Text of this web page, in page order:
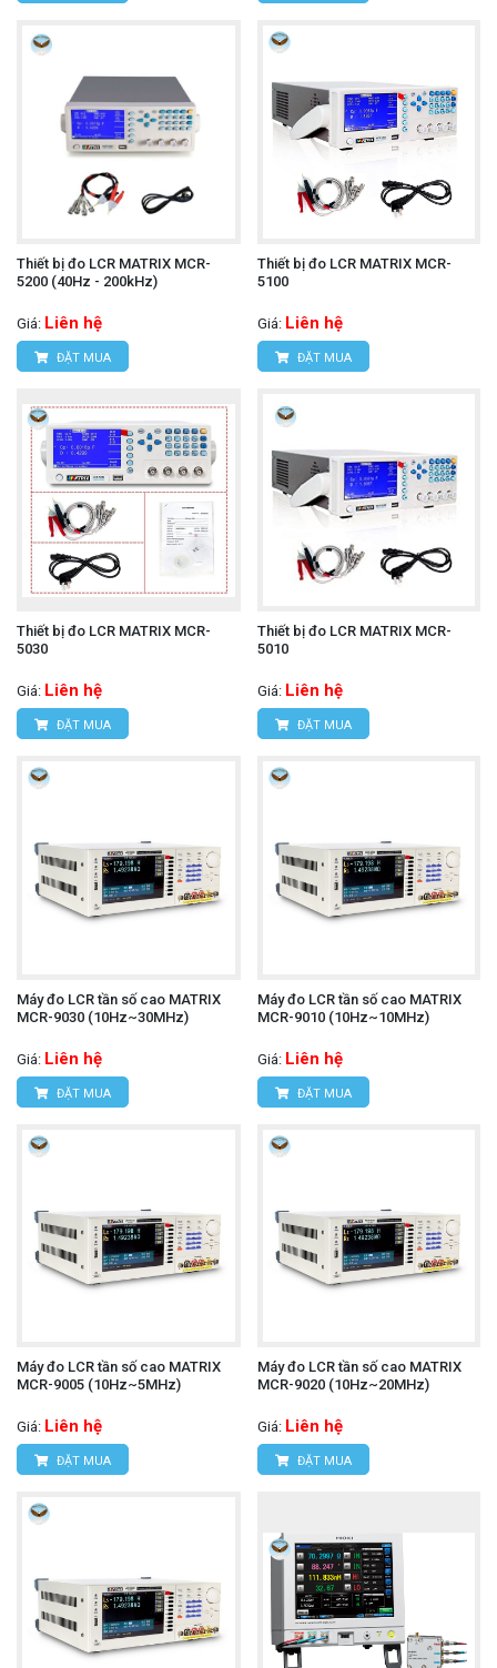
Thiết bị đo LCR MATRIX MCR-
5200 (40Hz - 200kHz)
Giá: Liên hệ
ĐẶT MUA
Thiết bị đo LCR MATRIX MCR-
5100
Giá: Liên hệ
ĐẶT MUA
Thiết bị đo LCR MATRIX MCR-
5030
Giá: Liên hệ
ĐẶT MUA
Thiết bị đo LCR MATRIX MCR-
5010
Giá: Liên hệ
ĐẶT MUA
Máy đo LCR tần số cao MATRIX
MCR-9030 (10Hz~30MHz)
Giá: Liên hệ
ĐẶT MUA
Máy đo LCR tần số cao MATRIX
MCR-9010 (10Hz~10MHz)
Giá: Liên hệ
ĐẶT MUA
Máy đo LCR tần số cao MATRIX
MCR-9005 (10Hz~5MHz)
Giá: Liên hệ
ĐẶT MUA
Máy đo LCR tần số cao MATRIX
MCR-9020 (10Hz~20MHz)
Giá: Liên hệ
ĐẶT MUA